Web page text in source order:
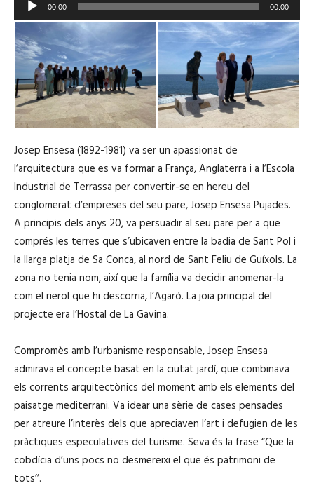
r
d
à
u
d
o
e
p
r
d
u
c
t
o
r
d
à
u
d
i
o
00:00 00:00
Josep Ensesa (1892-1981) va ser un apassionat de
l’arquitectura que es va formar a França, Anglaterra i a l’Escola
Industrial de Terrassa per convertir-se en hereu del
conglomerat d’empreses del seu pare, Josep Ensesa Pujades.
A principis dels anys 20, va persuadir al seu pare per a que
comprés les terres que s’ubicaven entre la badia de Sant Pol i
la llarga platja de Sa Conca, al nord de Sant Feliu de Guíxols. La
zona no tenia nom, així que la família va decidir anomenar-la
com el rierol que hi descorria, l’Agaró. La joia principal del
projecte era l’Hostal de La Gavina.
Compromès amb l’urbanisme responsable, Josep Ensesa
admirava el concepte basat en la ciutat jardí, que combinava
els corrents arquitectònics del moment amb els elements del
paisatge mediterrani. Va idear una sèrie de cases pensades
per atreure l’interès dels que apreciaven l’art i defugien de les
pràctiques especulatives del turisme. Seva és la frase “Que la
cobdícia d’uns pocs no desmereixi el que és patrimoni de
tots’’.